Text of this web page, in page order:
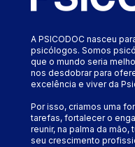
A PSICODOC nasceu
psicólogos. Somos
que o mundo seria
nos desdobrar para
excelência e viver da
Por isso, criamos uma
tarefas, fortalecer o
reunir, na palma da
seu crescimento